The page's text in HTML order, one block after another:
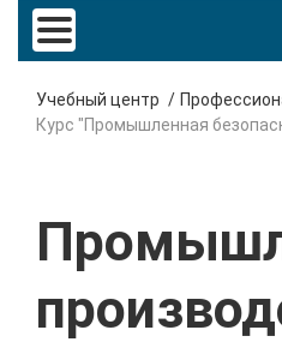
Учебный центр
Курс "Промышленная